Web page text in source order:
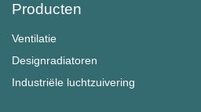
Producten
Ventilatie
Designradiatoren
Industriële luchtzuivering